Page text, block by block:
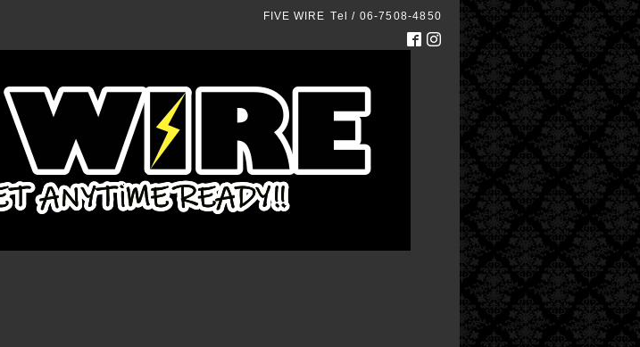
FIVE WIRE Tel / 06-7508-4850